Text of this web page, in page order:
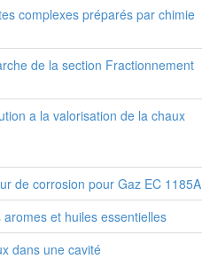
complexes préparés par chimie
de la section Fractionnement
a la valorisation de la chaux
de corrosion pour Gaz EC 1185A
et huiles essentielles
dans une cavité